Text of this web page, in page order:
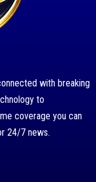
with breaking
to
coverage you can
24/7 news.